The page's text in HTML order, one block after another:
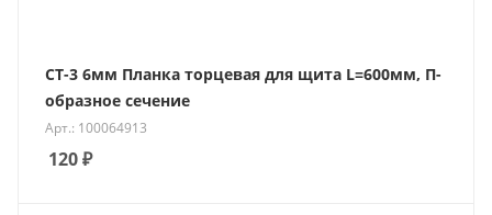
СТ-3 6мм Планка торцевая для щита L=600мм, П-
образное сечение
Арт.: 100064913
120₽